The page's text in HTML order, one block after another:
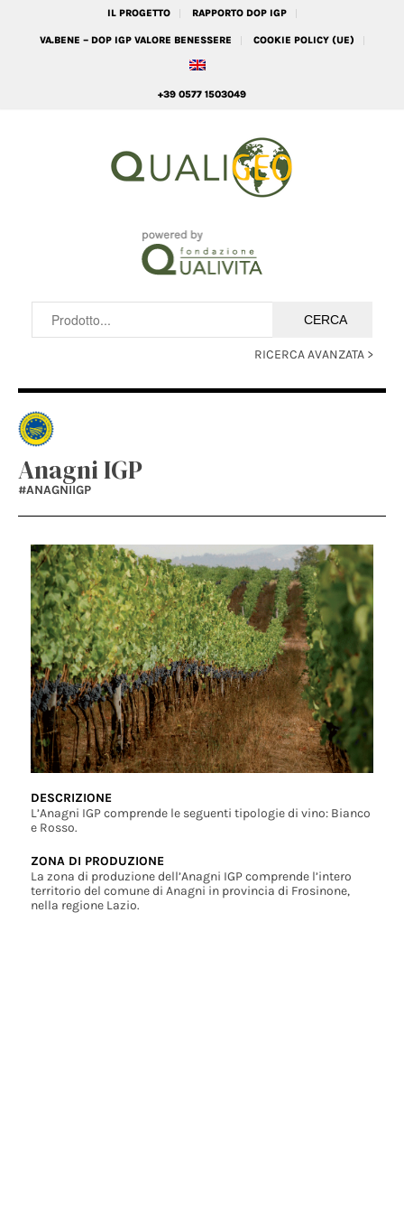
IL PROGETTO RAPPORTO DOP IGP
VA.BENE – DOP IGP VALORE BENESSERE COOKIE POLICY (UE)
+39 0577 1503049
RICERCA AVANZATA >
Anagni IGP
#ANAGNIIGP
DESCRIZIONE
L’Anagni IGP comprende le seguenti tipologie di vino: Bianco
e Rosso.
ZONA DI PRODUZIONE
La zona di produzione dell’Anagni IGP comprende l’intero
territorio del comune di Anagni in provincia di Frosinone,
nella regione Lazio.